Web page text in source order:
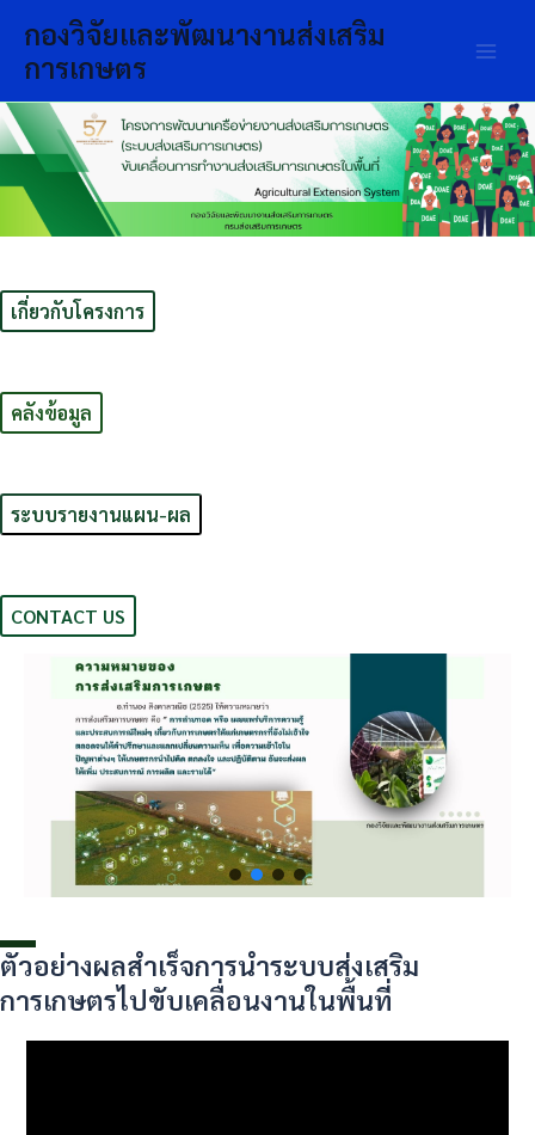
content
กองวิจัยและพัฒนางานส่งเสริม
การเกษตร
เกี่ยวกับโครงการ
คลังข้อมูล
ระบบรายงานแผน-ผล
CONTACT US
ตัวอย่างผลสำเร็จการนำระบบส่งเสริม
การเกษตรไปขับเคลื่อนงานในพื้นที่